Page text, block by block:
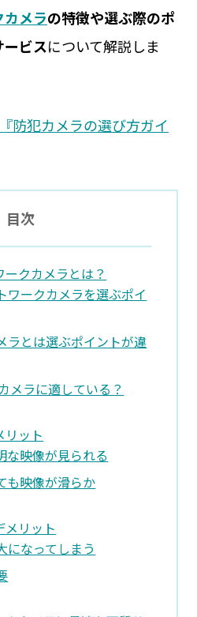
メラの特徴や選ぶ際のポ
ビスについて解説しま
防犯カメラの選び方ガイ
目次
クカメラとは？
ワークカメラを選ぶポイ
ラとは選ぶポイントが違
メラに適している？
リット
な映像が見られる
も映像が滑らか
メリット
になってしまう